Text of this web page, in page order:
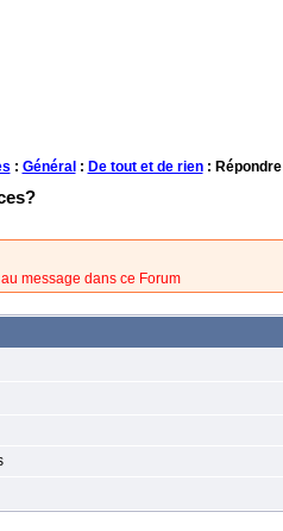
: Général : De tout et de rien: Répondre
message dans ce Forum